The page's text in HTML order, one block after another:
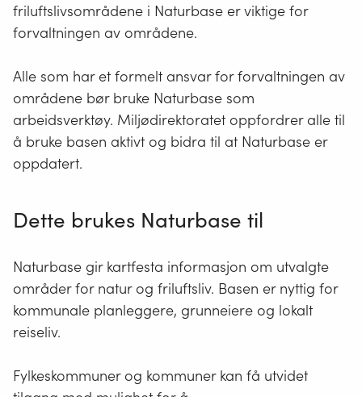
friluftslivsområdene i Naturbase er viktige for
forvaltningen av områdene.
Alle som har et formelt ansvar for forvaltningen av
områdene bør bruke Naturbase som
arbeidsverktøy. Miljødirektoratet oppfordrer alle til
å bruke basen aktivt og bidra til at Naturbase er
oppdatert.
Dette brukes Naturbase til
Naturbase gir kartfesta informasjon om utvalgte
områder for natur og friluftsliv. Basen er nyttig for
kommunale planleggere, grunneiere og lokalt
reiseliv.
Fylkeskommuner og kommuner kan få utvidet